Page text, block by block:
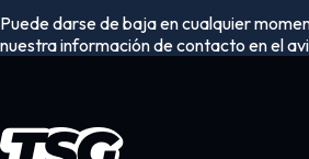
Puede darse de baja en cualquier
nuestra información de contacto en el